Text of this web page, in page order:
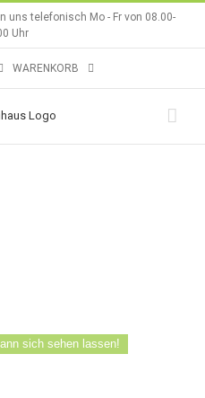
uns telefonisch Mo - Fr von 08.00-
Uhr
WARENKORB
sich sehen lassen!